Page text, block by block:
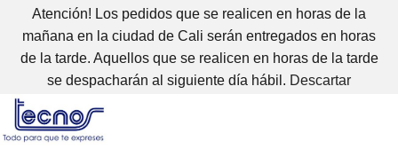
Atención! Los pedidos que se realicen en horas de la
mañana en la ciudad de Cali serán entregados en horas
de la tarde. Aquellos que se realicen en horas de la tarde
se despacharán al siguiente día hábil. Descartar